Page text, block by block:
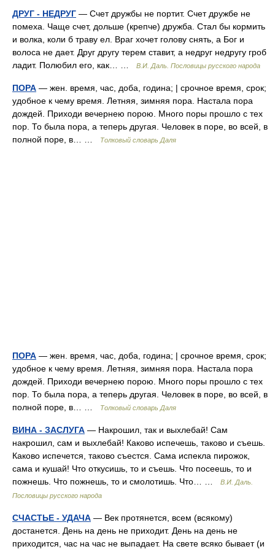
ДРУГ - НЕДРУГ — Счет дружбы не портит. Счет дружбе не
помеха. Чаще счет, дольше (крепче) дружба. Стал бы кормить
и волка, коли б траву ел. Враг хочет голову снять, а Бог и
волоса не дает. Друг другу терем ставит, а недруг недругу гроб
ладит. Полюбил его, как… …
В.И. Даль. Пословицы русского народа
ПОРА — жен. время, час, доба, година; | срочное время, срок;
удобное к чему время. Летняя, зимняя пора. Настала пора
дождей. Приходи вечернею порою. Много поры прошло с тех
пор. То была пора, а теперь другая. Человек в поре, во всей, в
полной поре, в… …
Толковый словарь Даля
ПОРА — жен. время, час, доба, година; | срочное время, срок;
удобное к чему время. Летняя, зимняя пора. Настала пора
дождей. Приходи вечернею порою. Много поры прошло с тех
пор. То была пора, а теперь другая. Человек в поре, во всей, в
полной поре, в… …
Толковый словарь Даля
ВИНА - ЗАСЛУГА — Накрошил, так и выхлебай! Сам
накрошил, сам и выхлебай! Каково испечешь, таково и съешь.
Каково испечется, таково съестся. Сама испекла пирожок,
сама и кушай! Что откусишь, то и съешь. Что посеешь, то и
пожнешь. Что пожнешь, то и смолотишь. Что… …
В.И. Даль.
Пословицы русского народа
СЧАСТЬЕ - УДАЧА — Век протянется, всем (всякому)
достанется. День на день не приходит. День на день не
приходится, час на час не выпадает. На свете всяко бывает (и